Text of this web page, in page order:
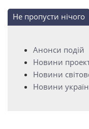
Не пропусти нічого
Анонси подій
Новини
Новини
Новини